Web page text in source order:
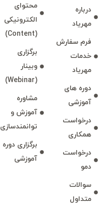
درباره
مهرياد
فرم سفارش
خدمات
مهرياد
دوره های
آموزشی
درخواست
همكاری
درخواست
دمو
سوالات
متداول
محتوای
الكترونیكی
(Content)
برگزاری
وبينار
(Webinar)
مشاوره
آموزش و
توانمند‌‌سازی
برگزاری دوره
آموزشی